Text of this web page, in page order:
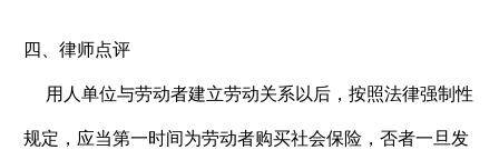
四 、律师点评
用人单位与劳动者建立劳动关系以后，按照法律强制性
规定，应当第一时间为劳动者购买社会保险，否者一旦发